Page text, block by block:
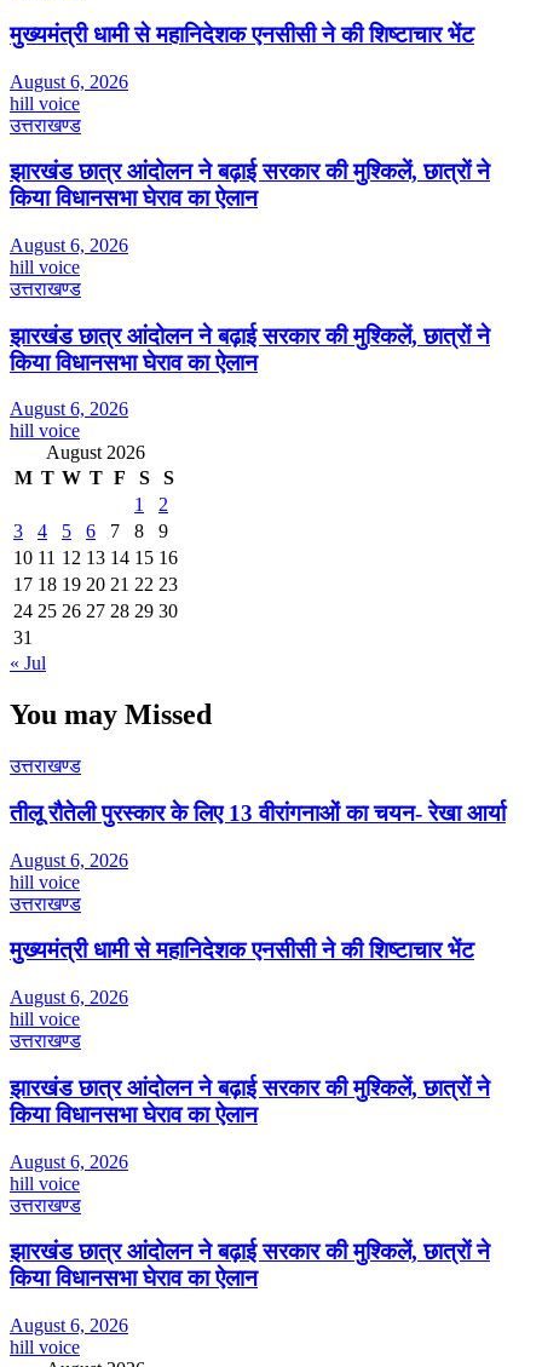
मुख्यमंत्री धामी से महानिदेशक एनसीसी ने की शिष्टाचार भेंट
August 6, 2026
hill voice
उत्तराखण्ड
झारखंड छात्र आंदोलन ने बढ़ाई सरकार की मुश्किलें, छात्रों ने
किया विधानसभा घेराव का ऐलान
August 6, 2026
hill voice
उत्तराखण्ड
झारखंड छात्र आंदोलन ने बढ़ाई सरकार की मुश्किलें, छात्रों ने
किया विधानसभा घेराव का ऐलान
August 6, 2026
hill voice
August 2026
M T W T F S
S
1
2
3
4 5 6 7 8
9
10 11 12 13 14 15 16
17 18 19 20 21 22 23
24 25 26 27 28 29 30
31
« Jul
You may Missed
उत्तराखण्ड
तीलू रौतेली पुरस्कार के लिए 13 वीरांगनाओं का चयन- रेखा आर्या
August 6, 2026
hill voice
उत्तराखण्ड
मुख्यमंत्री धामी से महानिदेशक एनसीसी ने की शिष्टाचार भेंट
August 6, 2026
hill voice
उत्तराखण्ड
झारखंड छात्र आंदोलन ने बढ़ाई सरकार की मुश्किलें, छात्रों ने
किया विधानसभा घेराव का ऐलान
August 6, 2026
hill voice
उत्तराखण्ड
झारखंड छात्र आंदोलन ने बढ़ाई सरकार की मुश्किलें, छात्रों ने
किया विधानसभा घेराव का ऐलान
August 6, 2026
hill voice